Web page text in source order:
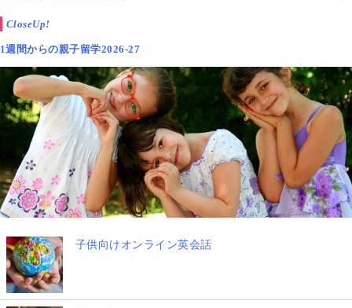
CloseUp!
1週間からの親子留学2026-27
子供向けオンライン英会話